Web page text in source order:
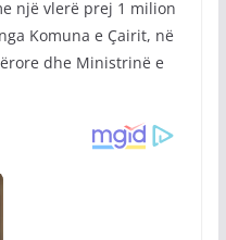
një vlerë prej 1 milion
Komuna e Çairit, në
dhe Ministrinë e